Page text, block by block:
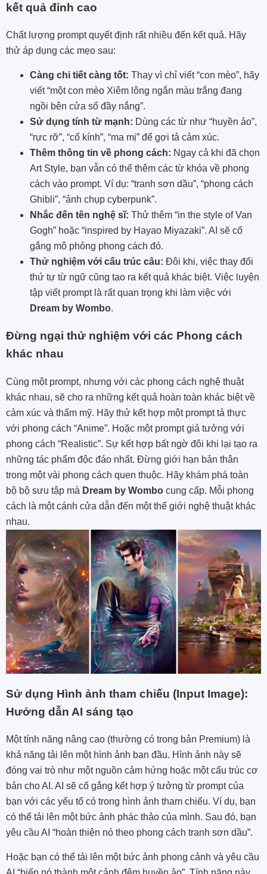
kết quả đỉnh cao
Chất lượng prompt quyết định rất nhiều đến kết quả. Hãy
thử áp dụng các mẹo sau:
Càng chi tiết càng tốt: Thay vì chỉ viết “con mèo”, hãy
viết “một con mèo Xiêm lông ngắn màu trắng đang
ngồi bên cửa sổ đầy nắng”.
Sử dụng tính từ mạnh: Dùng các từ như “huyền ảo”,
“rực rỡ”, “cổ kính”, “ma mị” để gợi tả cảm xúc.
Thêm thông tin về phong cách: Ngay cả khi đã chọn
Art Style, bạn vẫn có thể thêm các từ khóa về phong
cách vào prompt. Ví dụ: “tranh sơn dầu”, “phong cách
Ghibli”, “ảnh chụp cyberpunk”.
Nhắc đến tên nghệ sĩ: Thử thêm “in the style of Van
Gogh” hoặc “inspired by Hayao Miyazaki”. AI sẽ cố
gắng mô phỏng phong cách đó.
Thử nghiệm với cấu trúc câu: Đôi khi, việc thay đổi
thứ tự từ ngữ cũng tạo ra kết quả khác biệt. Việc luyện
tập viết prompt là rất quan trọng khi làm việc với
Dream by Wombo.
Đừng ngại thử nghiệm với các Phong cách
khác nhau
Cùng một prompt, nhưng với các phong cách nghệ thuật
khác nhau, sẽ cho ra những kết quả hoàn toàn khác biệt về
cảm xúc và thẩm mỹ. Hãy thử kết hợp một prompt tả thực
với phong cách “Anime”. Hoặc một prompt giả tưởng với
phong cách “Realistic”. Sự kết hợp bất ngờ đôi khi lại tạo ra
những tác phẩm độc đáo nhất. Đừng giới hạn bản thân
trong một vài phong cách quen thuộc. Hãy khám phá toàn
bộ bộ sưu tập mà Dream by Wombo cung cấp. Mỗi phong
cách là một cánh cửa dẫn đến một thế giới nghệ thuật khác
nhau.
Sử dụng Hình ảnh tham chiếu (Input Image):
Hướng dẫn AI sáng tạo
Một tính năng nâng cao (thường có trong bản Premium) là
khả năng tải lên một hình ảnh ban đầu. Hình ảnh này sẽ
đóng vai trò như một nguồn cảm hứng hoặc một cấu trúc cơ
bản cho AI. AI sẽ cố gắng kết hợp ý tưởng từ prompt của
bạn với các yếu tố có trong hình ảnh tham chiếu. Ví dụ, bạn
có thể tải lên một bức ảnh phác thảo của mình. Sau đó, bạn
yêu cầu AI “hoàn thiện nó theo phong cách tranh sơn dầu”.
Hoặc bạn có thể tải lên một bức ảnh phong cảnh và yêu cầu